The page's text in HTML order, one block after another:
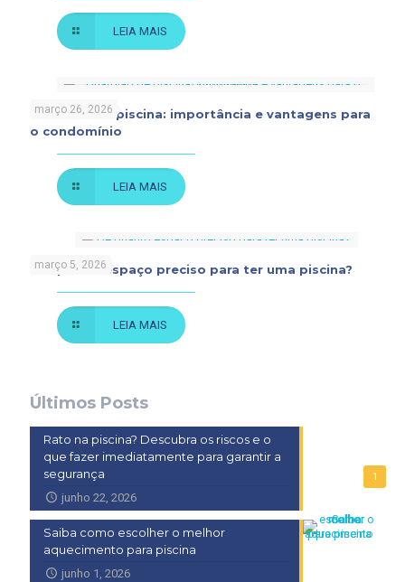
LEIA MAIS
março 26, 2026
Guardião de piscina: importância e vantagens para
o condomínio
LEIA MAIS
março 5, 2026
De quanto espaço preciso para ter uma piscina?
LEIA MAIS
Últimos Posts
1
Rato na piscina? Descubra os riscos e o
que fazer imediatamente para garantir a
segurança
junho 22, 2026
Saiba como escolher o melhor
aquecimento para piscina
junho 1, 2026